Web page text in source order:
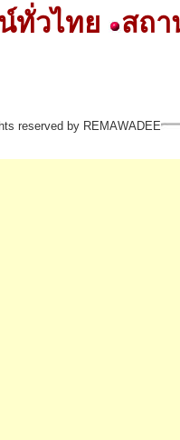
ทั่วไทย
สถา
reserved by REMAWADEE